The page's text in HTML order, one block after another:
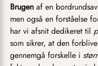
Brugen af en
men også en forståelse
har vi afsnit dedikeret til
som sikrer, at den
gennemgå forskelle i